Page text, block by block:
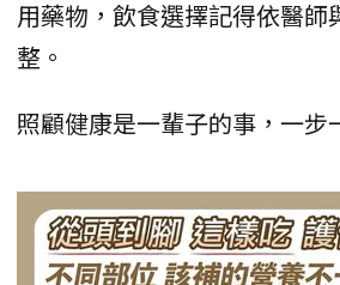
用藥物，飲食選擇記得依醫師
整。
照顧健康是一輩子的事，一步